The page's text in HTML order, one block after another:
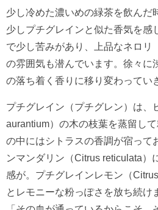
少し冷めた濃いめの緑茶を飲んだ
少しプチグレインと似た香気を感
で少し苦みがあり、上品なネロリ
の雰囲気も潜んでいます。徐々に
の落ち着く香りに移り変わってい
プチグレイン（プチグレン）は、
aurantium）の木の枝葉を蒸留し
の中にはシトラスの香調が宿って
ンマンダリン（Citrus reticulata）
感が。プチグレインレモン（
とレモニーな粉っぽさを放ち続け